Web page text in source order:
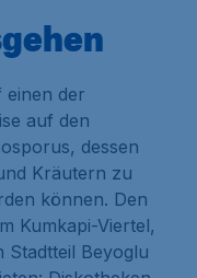
einen der
auf den
dessen
Kräutern zu
können. Den
Kumkapi-Viertel,
Stadtteil Beyoglu